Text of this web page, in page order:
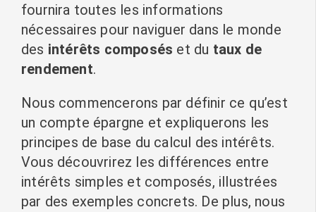
fournira toutes les informations
nécessaires pour naviguer dans le monde
des intérêts composés et du taux de
rendement.
Nous commencerons par définir ce qu’est
un compte épargne et expliquerons les
principes de base du calcul des intérêts.
Vous découvrirez les différences entre
intérêts simples et composés, illustrées
par des exemples concrets. De plus, nous